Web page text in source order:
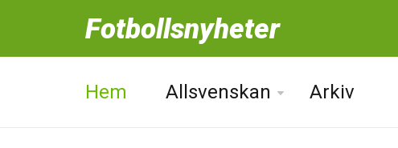
Fotbollsnyheter
Hem Allsvenskan Arkiv